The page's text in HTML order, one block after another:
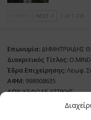
NEXT 1 of 1.118
Επωνυμία: ΔΗΜΗΤΡΙΑΔΗΣ Θ.
Διακριτικός Τίτλος:
Έδρα Επιχείρησης:Λεωφ.
ΑΦΜ: 998908635
ΔΟΥ:ΚΕΦΟΔΕ ΑΤΤΙΚΗΣ
Όνομα Ιδιοκτήτη και